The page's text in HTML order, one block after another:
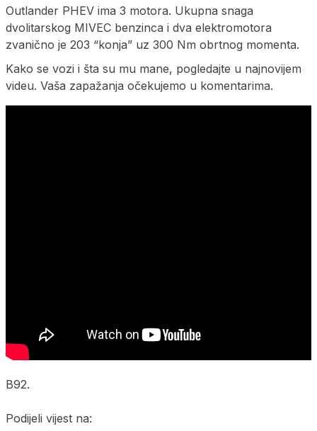
Outlander PHEV ima 3 motora. Ukupna snaga
dvolitarskog MIVEC benzinca i dva elektromotora
zvanično je 203 “konja” uz 300 Nm obrtnog momenta.
Kako se vozi i šta su mu mane, pogledajte u najnovijem
videu. Vaša zapažanja očekujemo u komentarima.
B92.
Podijeli vijest na: